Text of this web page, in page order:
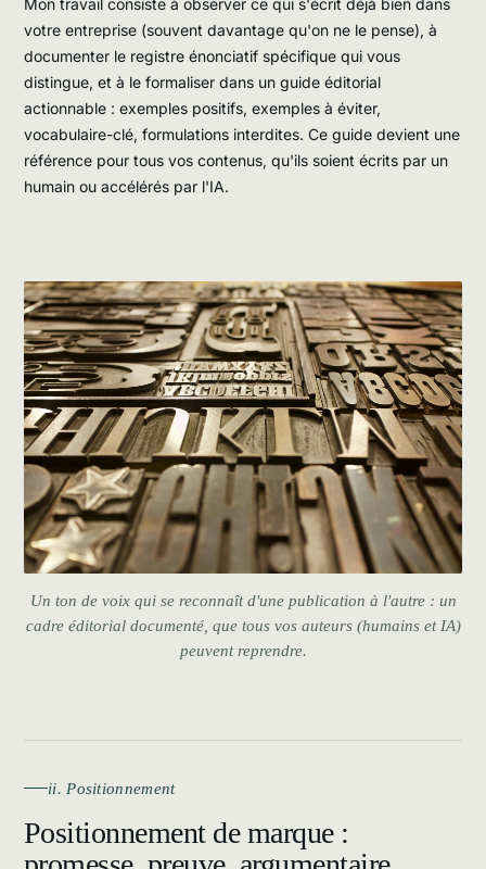
Mon travail consiste à observer ce qui s'écrit déjà bien dans
votre entreprise (souvent davantage qu'on ne le pense), à
documenter le registre énonciatif spécifique qui vous
distingue, et à le formaliser dans un guide éditorial
actionnable : exemples positifs, exemples à éviter,
vocabulaire-clé, formulations interdites. Ce guide devient une
référence pour tous vos contenus, qu'ils soient écrits par un
humain ou accélérés par l'IA.
Un ton de voix qui se reconnaît d'une publication à l'autre : un
cadre éditorial documenté, que tous vos auteurs (humains et IA)
peuvent reprendre.
ii. Positionnement
Positionnement de marque :